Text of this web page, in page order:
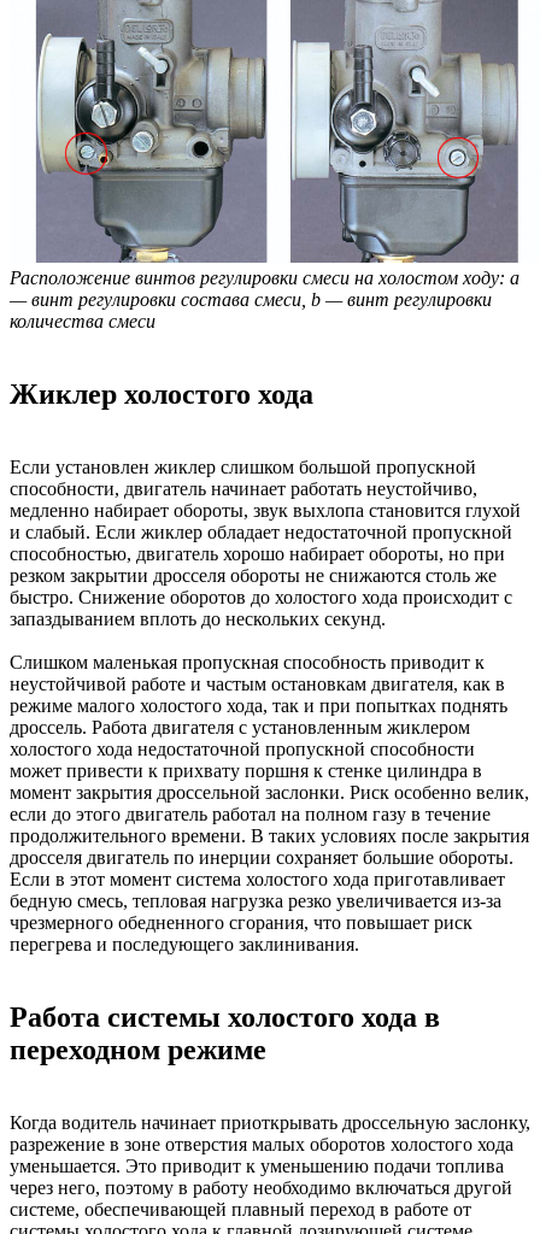
Расположение винтов регулировки смеси на холостом ходу: a
— винт регулировки состава смеси, b — винт регулировки
количества смеси
Жиклер холостого хода
Если установлен жиклер слишком большой пропускной
способности, двигатель начинает работать неустойчиво,
медленно набирает обороты, звук выхлопа становится глухой
и слабый. Если жиклер обладает недостаточной пропускной
способностью, двигатель хорошо набирает обороты, но при
резком закрытии дросселя обороты не снижаются столь же
быстро. Снижение оборотов до холостого хода происходит с
запаздыванием вплоть до нескольких секунд.
Слишком маленькая пропускная способность приводит к
неустойчивой работе и частым остановкам двигателя, как в
режиме малого холостого хода, так и при попытках поднять
дроссель. Работа двигателя с установленным жиклером
холостого хода недостаточной пропускной способности
может привести к прихвату поршня к стенке цилиндра в
момент закрытия дроссельной заслонки. Риск особенно велик,
если до этого двигатель работал на полном газу в течение
продолжительного времени. В таких условиях после закрытия
дросселя двигатель по инерции сохраняет большие обороты.
Если в этот момент система холостого хода приготавливает
бедную смесь, тепловая нагрузка резко увеличивается из-за
чрезмерного обедненного сгорания, что повышает риск
перегрева и последующего заклинивания.
Работа системы холостого хода в
переходном режиме
Когда водитель начинает приоткрывать дроссельную заслонку,
разрежение в зоне отверстия малых оборотов холостого хода
уменьшается. Это приводит к уменьшению подачи топлива
через него, поэтому в работу необходимо включаться другой
системе, обеспечивающей плавный переход в работе от